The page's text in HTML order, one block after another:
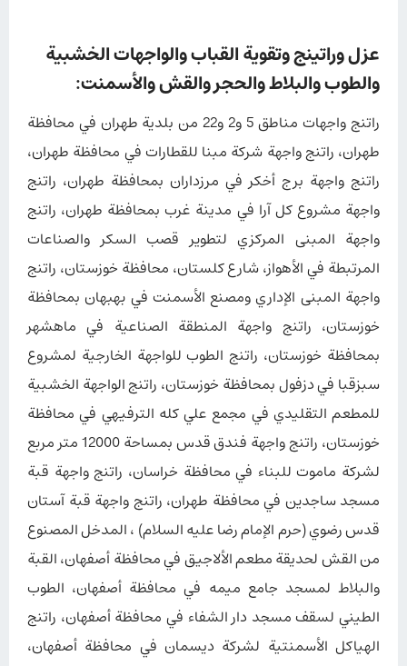
عزل وراتينج وتقوية القباب والواجهات الخشبية
والطوب والبلاط والحجر والقش والأسمنت:
راتنج واجهات مناطق 5 و2 و22 من بلدية طهران في محافظة
طهران، راتنج واجهة شركة مبنا للقطارات في محافظة طهران،
راتنج واجهة برج أخكر في مرزداران بمحافظة طهران، راتنج
واجهة مشروع كل آرا في مدينة غرب بمحافظة طهران، راتنج
واجهة المبنى المركزي لتطوير قصب السكر والصناعات
المرتبطة في الأهواز، شارع كلستان، محافظة خوزستان، راتنج
واجهة المبنى الإداري ومصنع الأسمنت في بهبهان بمحافظة
خوزستان، راتنج واجهة المنطقة الصناعية في ماهشهر
بمحافظة خوزستان، راتنج الطوب للواجهة الخارجية لمشروع
سبزقبا في دزفول بمحافظة خوزستان، راتنج الواجهة الخشبية
للمطعم التقليدي في مجمع علي کله الترفيهي في محافظة
خوزستان، راتنج واجهة فندق قدس بمساحة 12000 متر مربع
لشركة ماموت للبناء في محافظة خراسان، راتنج واجهة قبة
مسجد ساجدین في محافظة طهران، راتنج واجهة قبة آستان
قدس رضوي (حرم الإمام رضا عليه السلام) ، المدخل المصنوع
من القش لحديقة مطعم الألاجیق في محافظة أصفهان، القبة
والبلاط لمسجد جامع میمه في محافظة أصفهان، الطوب
الطيني لسقف مسجد دار الشفاء في محافظة أصفهان، راتنج
الهياكل الأسمنتية لشركة دیسمان في محافظة أصفهان،